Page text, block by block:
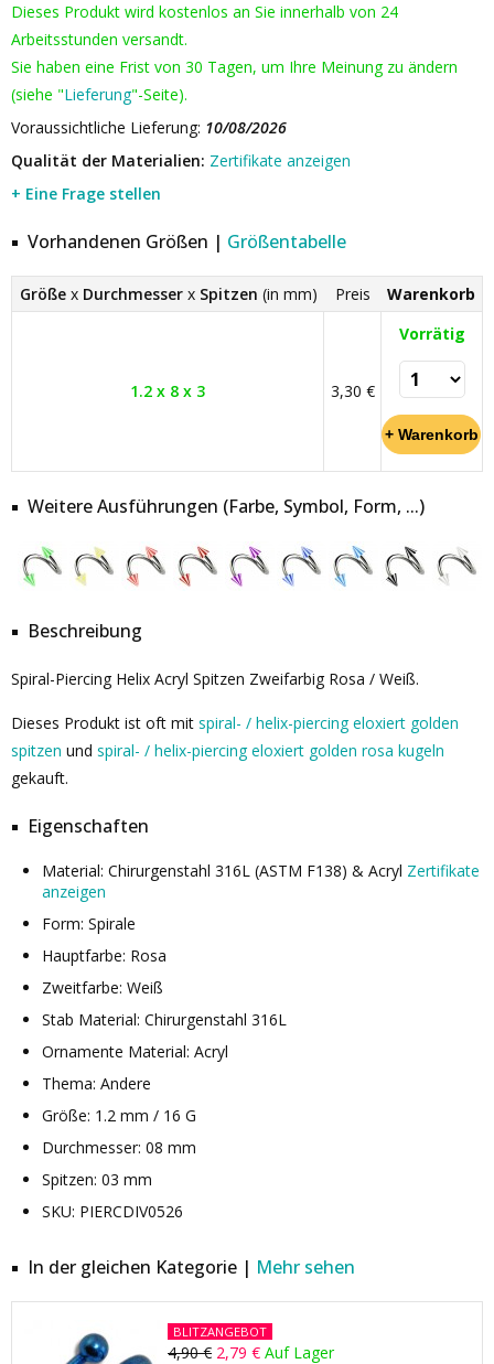
Dieses Produkt wird kostenlos an Sie innerhalb von 24
Arbeitsstunden versandt.
Sie haben eine Frist von 30 Tagen, um Ihre Meinung zu ändern
(siehe "Lieferung"-Seite).
Voraussichtliche Lieferung: 10/08/2026
Qualität der Materialien: Zertifikate anzeigen
+ Eine Frage stellen
Vorhandenen Größen | Größentabelle
Größe x Durchmesser x Spitzen (in mm) Preis Warenkorb
1.2 x 8 x 3 3,30 €
Vorrätig
Weitere Ausführungen (Farbe, Symbol, Form, ...)
Beschreibung
Spiral-Piercing Helix Acryl Spitzen Zweifarbig Rosa / Weiß.
Dieses Produkt ist oft mit spiral- / helix-piercing eloxiert golden
spitzen und spiral- / helix-piercing eloxiert golden rosa kugeln
gekauft.
Eigenschaften
Material: Chirurgenstahl 316L (ASTM F138) & Acryl Zertifikate
anzeigen
Form: Spirale
Hauptfarbe: Rosa
Zweitfarbe: Weiß
Stab Material: Chirurgenstahl 316L
Ornamente Material: Acryl
Thema: Andere
Größe: 1.2 mm / 16 G
Durchmesser: 08 mm
Spitzen: 03 mm
SKU: PIERCDIV0526
In der gleichen Kategorie | Mehr sehen
BLITZANGEBOT
4,90 € 2,79 € Auf Lager